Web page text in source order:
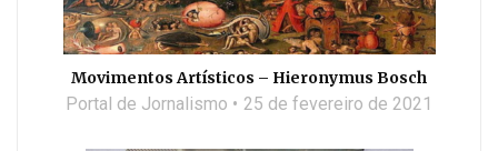
Movimentos Artísticos – Hieronymus Bosch
Portal de Jornalismo 25 de fevereiro de 2021